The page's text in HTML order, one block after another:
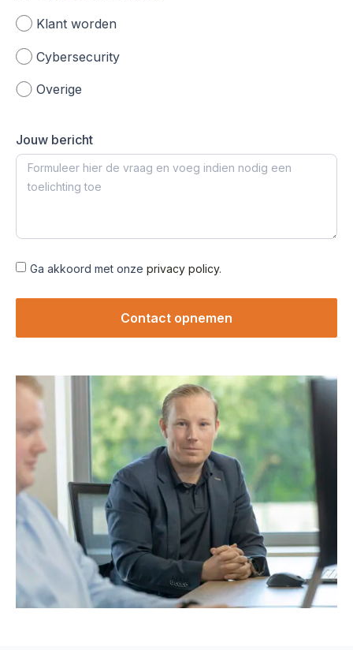
Klant worden
Cybersecurity
Overige
Jouw bericht
Ga akkoord met onze privacy policy.
Contact opnemen